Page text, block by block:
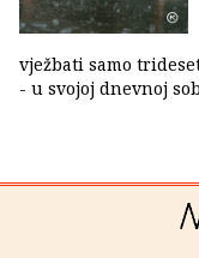
vježbati samo
- u svojoj dnevnoj